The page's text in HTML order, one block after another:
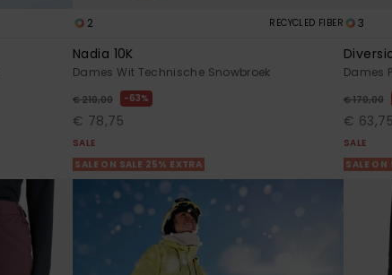
2 RECYCLED FIBER
Nadia 10K
Dames Wit Technische Snowbroek
€ 210,00 63%
€ 78,75
SALE
SALE ON SALE 25% EXTRA
3
Dames
€ 170,00
€ 63,75
SALE
SALE ON